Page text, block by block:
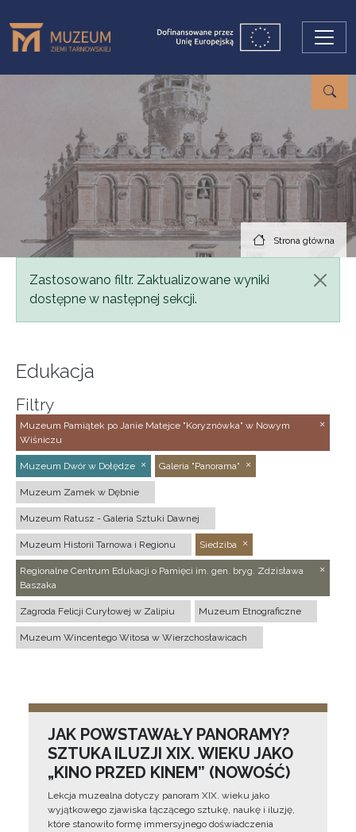
Strona główna
Komunikat
Zastosowano filtr. Zaktualizowane wyniki
dostępne w następnej sekcji.
Edukacja
Filtry
Muzeum Pamiątek po Janie Matejce "Koryznówka" w Nowym
Wiśniczu
Muzeum Dwór w Dołędze Galeria "Panorama"
Muzeum Zamek w Dębnie
Muzeum Ratusz - Galeria Sztuki Dawnej
Muzeum Historii Tarnowa i Regionu Siedziba
Regionalne Centrum Edukacji o Pamięci im. gen. bryg. Zdzisława
Baszaka
Zagroda Felicji Curyłowej w Zalipiu Muzeum Etnograficzne
Muzeum Wincentego Witosa w Wierzchosławicach
JAK POWSTAWAŁY PANORAMY?
SZTUKA ILUZJI XIX. WIEKU JAKO
„KINO PRZED KINEM” (NOWOŚĆ)
Lekcja muzealna dotyczy panoram XIX. wieku jako
wyjątkowego zjawiska łączącego sztukę, naukę i iluzję,
które stanowiło formę immersyjnego doświadczenia